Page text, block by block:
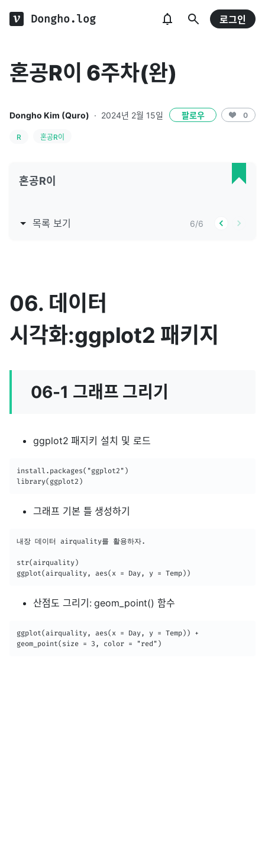
Dongho.log 로그인
혼공R이 6주차(완)
Dongho Kim (Quro) · 2024년 2월 15일 팔로우 0
R 혼공R이
혼공R이
목록 보기 6/6
06. 데이터
시각화:ggplot2 패키지
06-1 그래프 그리기
ggplot2 패지키 설치 및 로드
install.packages("ggplot2")
library(ggplot2)
그래프 기본 틀 생성하기
내장 데이터 airquality를 활용하자.
str(airquality)
ggplot(airquality, aes(x = Day, y = Temp))
산점도 그리기: geom_point() 함수
ggplot(airquality, aes(x = Day, y = Temp)) +
geom_point(size = 3, color = "red")